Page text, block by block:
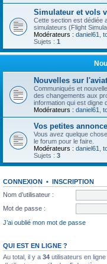
Simulateur et vols
Cette section est dédiée
simulateurs (Flight
Modérateurs : daniel61
Sujets : 1
Nouvelles sur
Communiqués et
des changements aux
information qui est digne
Modérateurs : daniel61
Vos petites
Vous avez quelque
le forum pour le faire.
Modérateurs : daniel61
Sujets : 3
CONNEXION • INSCRIPTION
Nom d’utilisateur :
Mot de passe :
J’ai oublié mon mot de passe
QUI EST EN LIGNE ?
Au total, il y a 34 utilisateurs en